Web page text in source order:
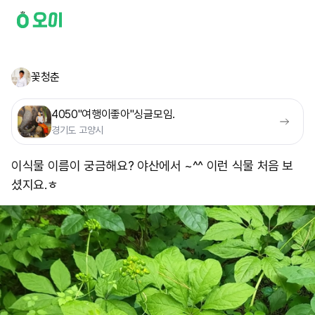
꽃청춘
4050"여행이좋아"싱글모임.
경기도 고양시
이식물 이름이 궁금해요? 야산에서 ~^^ 이런 식물 처음 보
셨지요.ㅎ